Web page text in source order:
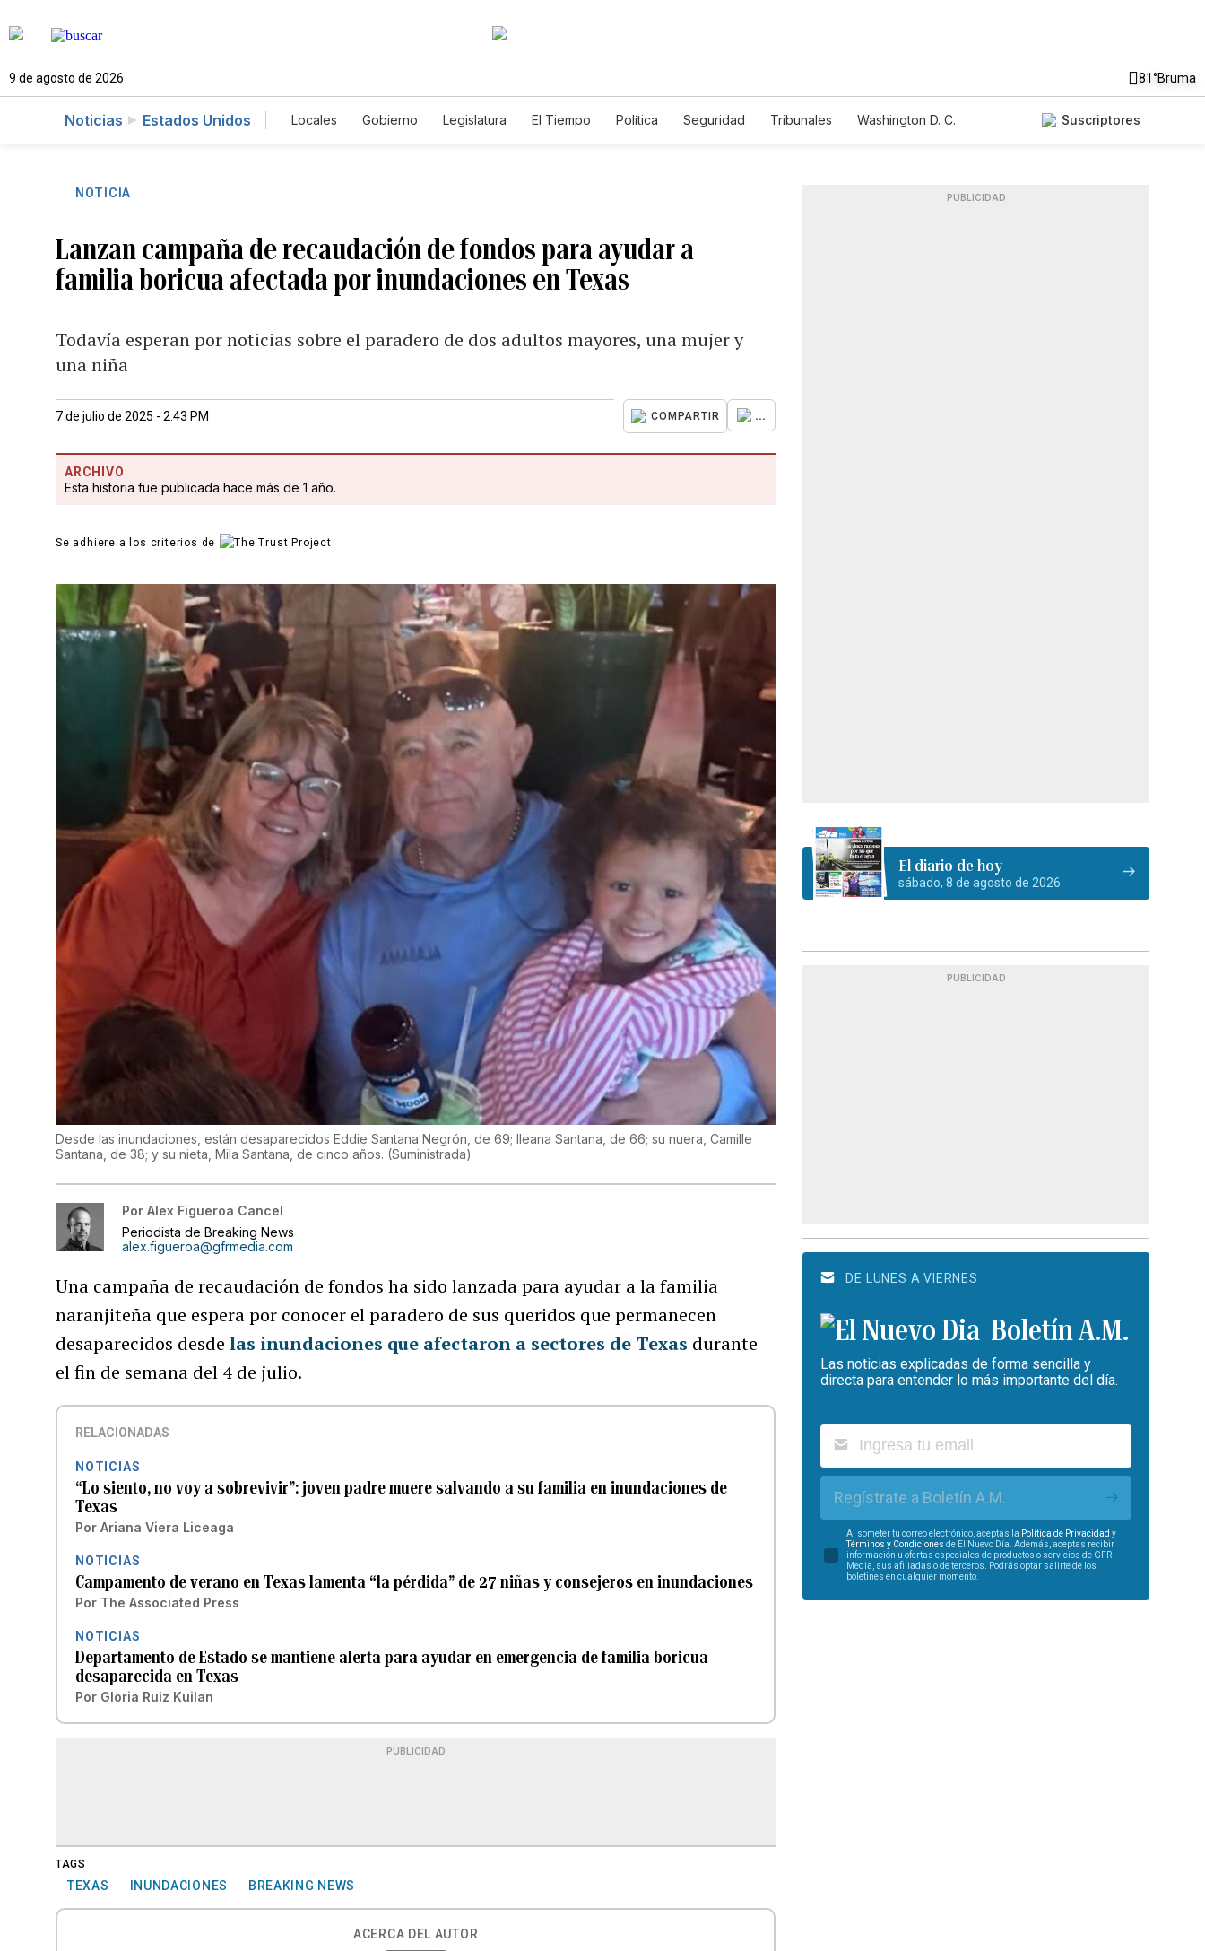
9 de agosto de 2026 81°Bruma
Noticias Estados Unidos Locales Gobierno Legislatura El Tiempo Política Seguridad Tribunales
Washington D. C.
Suscriptores
NOTICIA
Lanzan campaña de recaudación de fondos para ayudar a
familia boricua afectada por inundaciones en Texas
Todavía esperan por noticias sobre el paradero de dos adultos mayores, una mujer y
una niña
7 de julio de 2025 - 2:43 PM COMPARTIR ...
ARCHIVO
Esta historia fue publicada hace más de 1 año.
Se adhiere a los criterios de
Desde las inundaciones, están desaparecidos Eddie Santana Negrón, de 69; Ileana Santana, de 66; su nuera, Camille
Santana, de 38; y su nieta, Mila Santana, de cinco años. (Suministrada)
Por Alex Figueroa Cancel
Periodista de Breaking News
alex.figueroa@gfrmedia.com
Una campaña de recaudación de fondos ha sido lanzada para ayudar a la familia
naranjiteña que espera por conocer el paradero de sus queridos que permanecen
desaparecidos desdelas inundaciones que afectaron a sectores de Texas durante
el fin de semana del 4 de julio.
RELACIONADAS
NOTICIAS
“Lo siento, no voy a sobrevivir”: joven padre muere salvando a su familia en inundaciones de
Texas
Por Ariana Viera Liceaga
NOTICIAS
Campamento de verano en Texas lamenta “la pérdida” de 27 niñas y consejeros en inundaciones
Por The Associated Press
NOTICIAS
Departamento de Estado se mantiene alerta para ayudar en emergencia de familia boricua
desaparecida en Texas
Por Gloria Ruiz Kuilan
PUBLICIDAD
TAGS
TEXAS INUNDACIONES BREAKING NEWS
ACERCA DEL AUTOR
PUBLICIDAD
El diario de hoy
sábado, 8 de agosto de 2026
PUBLICIDAD
DE LUNES A VIERNES
Boletín A.M.
Las noticias explicadas de forma sencilla y
directa para entender lo más importante del día.
Regístrate a Boletín A.M.
Al someter tu correo electrónico, aceptas la Política de Privacidad y
Términos y Condiciones de El Nuevo Día. Además, aceptas recibir
información u ofertas especiales de productos o servicios de GFR
Media, sus afiliadas o de terceros. Podrás optar salirte de los
boletines en cualquier momento.